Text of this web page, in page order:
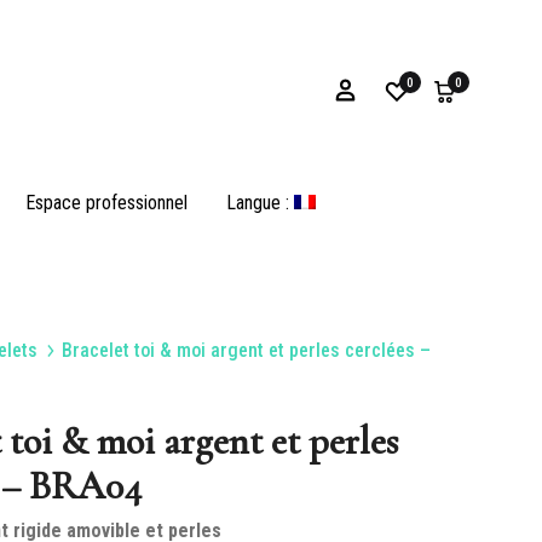
0 0
Bracelets
Espace professionnel Langue :
Bracelet toi & moi argent et perles cerclées –
toi & moi argent et perles
BRA04
rigide amovible et perles